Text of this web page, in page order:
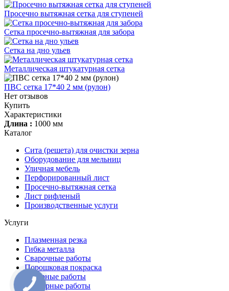
Просечно вытяжная сетка для ступеней
Сетка просечно-вытяжная для забора
Сетка на дно ульев
Металлическая штукатурная сетка
ПВС сетка 17*40 2 мм (рулон)
Нет отзывов
Купить
Характеристики
Длина : 1000 мм
Каталог
Сита (решета) для очистки зерна
Оборудование для мельниц
Уличная мебель
Перфорированный лист
Просечно-вытяжная сетка
Лист рифленый
Производственные услуги
Услуги
Плазменная резка
Гибка металла
Сварочные работы
Порошковая покраска
Токарные работы
Фрезерные работы